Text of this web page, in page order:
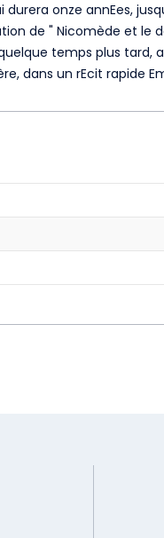
onze annEes,
de " Nicomède et le
temps plus tard,
dans un rEcit rapide